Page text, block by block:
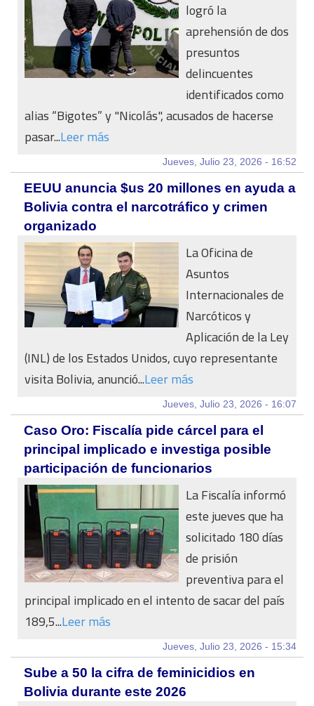
logró la
aprehensión de dos
presuntos
delincuentes
identificados como
alias “Bigotes” y "Nicolás", acusados de hacerse
pasar...Leer más
Jueves, Julio 23, 2026 - 16:52
EEUU anuncia $us 20 millones en ayuda a
Bolivia contra el narcotráfico y crimen
organizado
La Oficina de
Asuntos
Internacionales de
Narcóticos y
Aplicación de la Ley
(INL) de los Estados Unidos, cuyo representante
visita Bolivia, anunció...Leer más
Jueves, Julio 23, 2026 - 16:07
Caso Oro: Fiscalía pide cárcel para el
principal implicado e investiga posible
participación de funcionarios
La Fiscalía informó
este jueves que ha
solicitado 180 días
de prisión
preventiva para el
principal implicado en el intento de sacar del país
189,5...Leer más
Jueves, Julio 23, 2026 - 15:34
Sube a 50 la cifra de feminicidios en
Bolivia durante este 2026